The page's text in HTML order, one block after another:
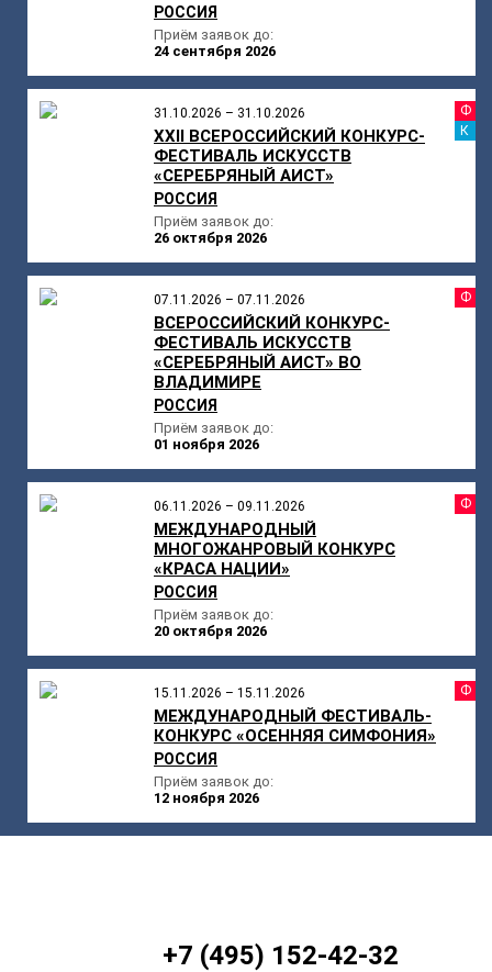
РОССИЯ
Приём заявок до:
24 сентября 2026
31.10.2026 – 31.10.2026
XXII ВСЕРОССИЙСКИЙ КОНКУРС-
ФЕСТИВАЛЬ ИСКУССТВ
«СЕРЕБРЯНЫЙ АИСТ»
РОССИЯ
Приём заявок до:
26 октября 2026
07.11.2026 – 07.11.2026
ВСЕРОССИЙСКИЙ КОНКУРС-
ФЕСТИВАЛЬ ИСКУССТВ
«СЕРЕБРЯНЫЙ АИСТ» ВО
ВЛАДИМИРЕ
РОССИЯ
Приём заявок до:
01 ноября 2026
06.11.2026 – 09.11.2026
МЕЖДУНАРОДНЫЙ
МНОГОЖАНРОВЫЙ КОНКУРС
«КРАСА НАЦИИ»
РОССИЯ
Приём заявок до:
20 октября 2026
15.11.2026 – 15.11.2026
МЕЖДУНАРОДНЫЙ ФЕСТИВАЛЬ-
КОНКУРС «ОСЕННЯЯ СИМФОНИЯ»
РОССИЯ
Приём заявок до:
12 ноября 2026
+7 (495) 152-42-32